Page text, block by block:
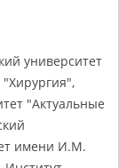
университет
"Актуальные
имени И.М.